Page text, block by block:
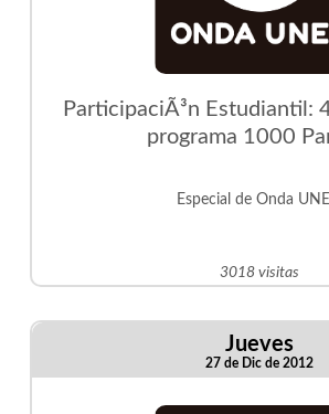
ParticipaciÃ³n Estudiantil:
programa 1000
Especial de Onda
3018 visitas
Jueves
27 de Dic de 2012